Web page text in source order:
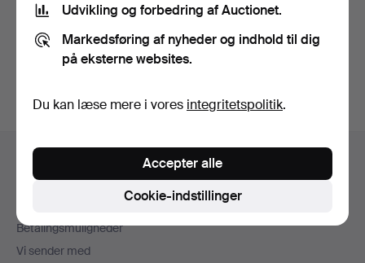
Du kan også søge ivores arkiv med afsluttede
auktioner.
Sidefodsnavigation
Hjælp og kontaktoplysninger
Kontakt supporten
Betalingsmuligheder
Vi sender med
Udvikling og forbedring af Auctionet.
Markedsføring af nyheder og indhold til dig
på eksterne websites.
Du kan læse mere i vores integritetspolitik.
Cookie-indstillinger
Accepter alle